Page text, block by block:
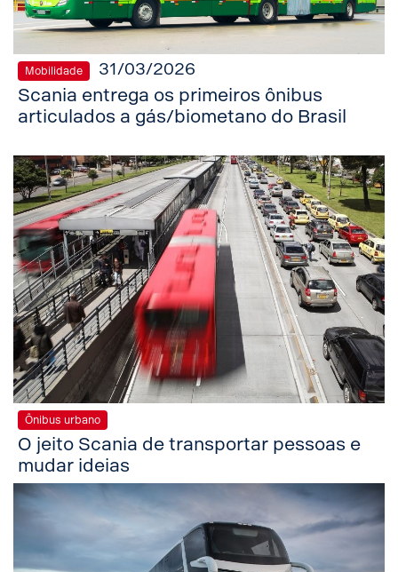
Mobilidade 31/03/2026
Scania entrega os primeiros ônibus
articulados a gás/biometano do Brasil
Ônibus urbano
O jeito Scania de transportar pessoas e
mudar ideias